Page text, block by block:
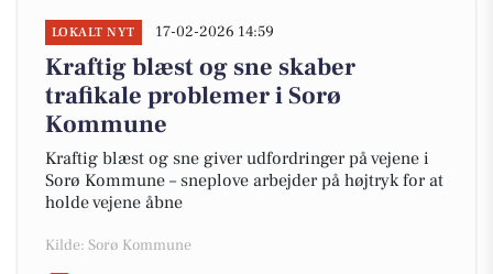
LOKALT NYT 17-02-2026 14:59
Kraftig blæst og sne skaber
trafikale problemer i Sorø
Kommune
Kraftig blæst og sne giver udfordringer på vejene i
Sorø Kommune – sneplove arbejder på højtryk for at
holde vejene åbne
Kilde: Sorø Kommune